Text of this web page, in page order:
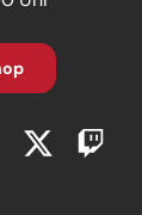
TwitterTwitch